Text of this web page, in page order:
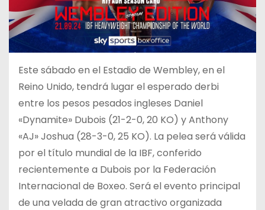
Este sábado en el Estadio de Wembley, en el
Reino Unido, tendrá lugar el esperado derbi
entre los pesos pesados ingleses Daniel
«Dynamite» Dubois (21-2-0, 20 KO) y Anthony
«AJ» Joshua (28-3-0, 25 KO). La pelea será válida
por el título mundial de la IBF, conferido
recientemente a Dubois por la Federación
Internacional de Boxeo. Será el evento principal
de una velada de gran atractivo organizada